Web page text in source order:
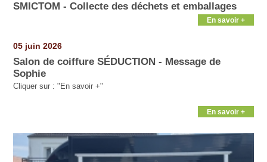
SMICTOM - Collecte des déchets et emballages
En savoir +
05 juin 2026
Salon de coiffure SÉDUCTION - Message de
Sophie
Cliquer sur : "En savoir +"
En savoir +